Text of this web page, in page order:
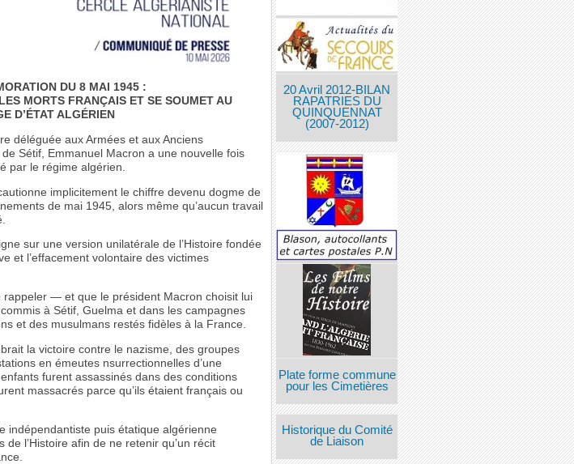
DU 8 MAI 1945 :
MORTS FRANÇAIS ET SE SOUMET AU
D’ÉTAT ALGÉRIEN
déléguée aux Armées et aux Anciens
Sétif, Emmanuel Macron a une nouvelle fois
par le régime algérien.
implicitement le chiffre devenu dogme de
de mai 1945, alors même qu’aucun travail
sur une version unilatérale de l’Histoire fondée
et l’effacement volontaire des victimes
— et que le président Macron choisit lui
à Sétif, Guelma et dans les campagnes
et des musulmans restés fidèles à la France.
la victoire contre le nazisme, des groupes
en émeutes nsurrectionnelles d’une
furent assassinés dans des conditions
massacrés parce qu’ils étaient français ou
indépendantiste puis étatique algérienne
l’Histoire afin de ne retenir qu’un récit
20 Avril 2012-BILAN
RAPATRIES DU
QUINQUENNAT
(2007-2012)
Plate forme commune
pour les Cimetières
Historique du Comité
de Liaison